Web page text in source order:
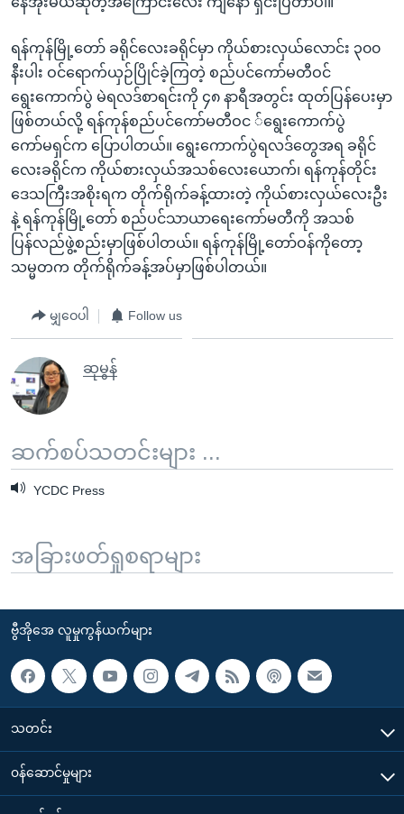
ရန်ကုန်မြို့တော် ခရိုင်လေးခရိုင်မှာ ကိုယ်စားလှယ်လောင်း ၃၀၀
နီးပါး ဝင်ရောက်ယှဉ်ပြိုင်ခဲ့ကြတဲ့ စည်ပင်ကော်မတီဝင်
ရွေးကောက်ပွဲ မဲရလဒ်စာရင်းကို ၄၈ နာရီအတွင်း ထုတ်ပြန်ပေးမှာ
ဖြစ်တယ်လို့ ရန်ကုန်စည်ပင်ကော်မတီဝင ်ရွေးကောက်ပွဲ
ကော်မရှင်က ပြောပါတယ်။ ရွေးကောက်ပွဲရလဒ်တွေအရ ခရိုင်
လေးခရိုင်က ကိုယ်စားလှယ်အသစ်လေးယောက်၊ ရန်ကုန်တိုင်း
ဒေသကြီးအစိုးရက တိုက်ရိုက်ခန့်ထားတဲ့ ကိုယ်စားလှယ်လေးဦး
နဲ့ ရန်ကုန်မြို့တော် စည်ပင်သာယာရေးကော်မတီကို အသစ်
ပြန်လည်ဖွဲ့စည်းမှာဖြစ်ပါတယ်။ ရန်ကုန်မြို့တော်ဝန်ကိုတော့
သမ္မတက တိုက်ရိုက်ခန့်အပ်မှာဖြစ်ပါတယ်။
မျှဝေပါ Follow us
ဆုမွန်
ဆက်စပ်သတင်းများ ...
YCDC Press
အခြားဖတ်ရှုစရာများ
ဗွီအိုအေ လူမှုကွန်ယက်များ
သတင်း
၀န်ဆောင်မှုများ